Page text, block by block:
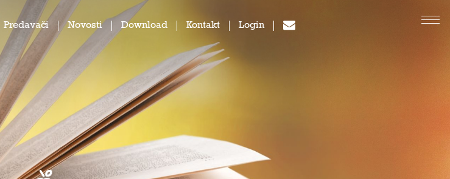
Predavači Novosti Download Kontakt Login